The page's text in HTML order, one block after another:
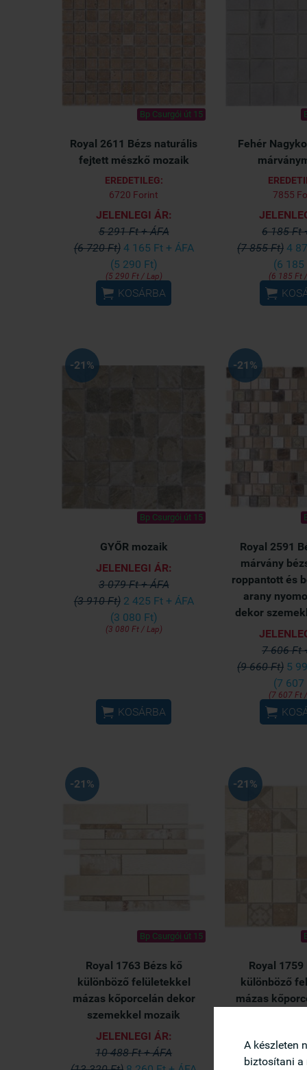
A készleten
biztosítani a
Bp Csurgói út 15
Royal 2611 Bézs naturális
fejtett mészkő mozaik
EREDETILEG:
6720 Forint
JELENLEGI ÁR:
5 291 Ft + ÁFA
(6 720 Ft) 4 165 Ft + ÁFA
(5 290 Ft)
(5 290 Ft / Lap)
 KOSÁRBA
Fehér
7855
6 185 Ft
(7 855 Ft) 4
(6 185
(6 185 Ft

-21%
Bp Csurgói út 15
GYŐR mozaik
JELENLEGI ÁR:
3 079 Ft + ÁFA
(3 910 Ft) 2 425 Ft + ÁFA
(3 080 Ft)
(3 080 Ft / Lap)
 KOSÁRBA
-21%
Royal 2591
márvány
roppantott és
arany
dekor
7 606 Ft
(9 660 Ft) 5
(7 607
(7 607 Ft

-21%
Bp Csurgói út 15
Royal 1763 Bézs kő
különböző felületekkel
mázas kőporcelán dekor
szemekkel mozaik
JELENLEGI ÁR:
10 488 Ft + ÁFA
-21%
Royal 1759
különböző
mázas
7 102 Ft